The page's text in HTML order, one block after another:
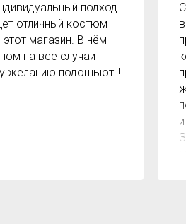
подход
отличный костюм
магазин. В нём
на все случаи
желанию подошьют!!!